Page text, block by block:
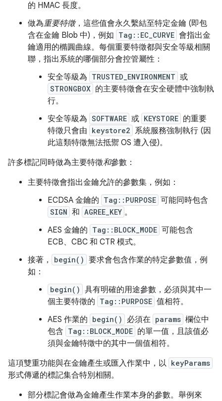
的 HMAC 長度。
做為重要特徵，這些值會永久繫結至特定金鑰 (即包
含在金鑰 Blob 中)，例如 Tag::EC_CURVE 會指出金
鑰適用的橢圓曲線。每個重要特徵都與安全等級相關
聯，指出系統的哪個部分會控管屬性：
安全等級為 TRUSTED_ENVIRONMENT 或
STRONGBOX 的主要特徵會在安全硬體中強制執
行。
安全等級為 SOFTWARE 或 KEYSTORE 的重要
特徵只會由 keystore2 系統服務強制執行 (因
此這類特徵無法抵禦 OS 遭入侵)。
許多標記同時做為主要特徵和參數：
主要特徵會指出金鑰允許的參數集，例如：
ECDSA 金鑰的 Tag::PURPOSE 可能同時包含
SIGN 和 AGREE_KEY 。
AES 金鑰的 Tag::BLOCK_MODE 可能包含
ECB、CBC 和 CTR 模式。
接著，
begin() 要求會包含作業的特定參數值，例
如：
begin() 具有明確的用途參數，必須與其中一
個主要特徵的 Tag::PURPOSE 值相符。
AES 作業的 begin() 必須在 params 欄位中
包含 Tag::BLOCK_MODE 的單一值，且該值必
須與金鑰特徵中的其中一個值相符。
這項雙重功能與在金鑰產生或匯入作業中，以 keyParams
形式傳遞的標記集合特別相關。
部分標記會做為金鑰產生作業本身的參數。舉例來